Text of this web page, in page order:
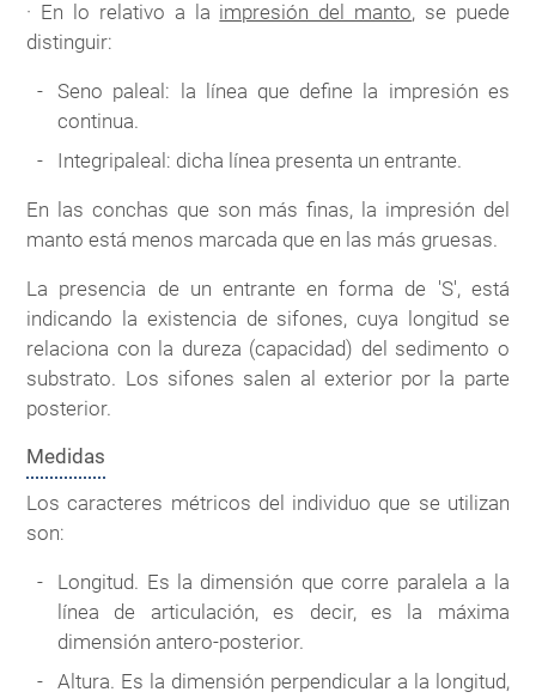
· En lo relativo a la impresión del manto, se puede
distinguir:
Seno paleal: la línea que define la impresión es
continua.
Integripaleal: dicha línea presenta un entrante.
En las conchas que son más finas, la impresión del
manto está menos marcada que en las más gruesas.
La presencia de un entrante en forma de 'S', está
indicando la existencia de sifones, cuya longitud se
relaciona con la dureza (capacidad) del sedimento o
substrato. Los sifones salen al exterior por la parte
posterior.
Medidas
Los caracteres métricos del individuo que se utilizan
son:
Longitud. Es la dimensión que corre paralela a la
línea de articulación, es decir, es la máxima
dimensión antero-posterior.
Altura. Es la dimensión perpendicular a la longitud,